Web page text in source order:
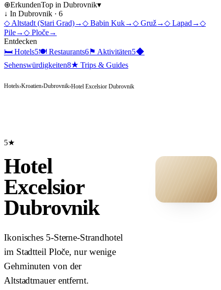
⊕ErkundenTop in Dubrovnik▾
↓ In Dubrovnik · 6
◇ Altstadt (Stari Grad)→◇ Babin Kuk→◇ Gruž→◇ Lapad →◇
Pile→◇ Ploče→
Entdecken
🛏 Hotels5🍽 Restaurants6⚑ Aktivitäten5◆
Sehenswürdigkeiten8★ Trips & Guides
Hotels›Kroatien›Dubrovnik›Hotel Excelsior Dubrovnik
5★
Hotel
Excelsior
Dubrovnik
Ikonisches 5-Sterne-Strandhotel
im Stadtteil Ploče, nur wenige
Gehminuten von der
Altstadtmauer entfernt.